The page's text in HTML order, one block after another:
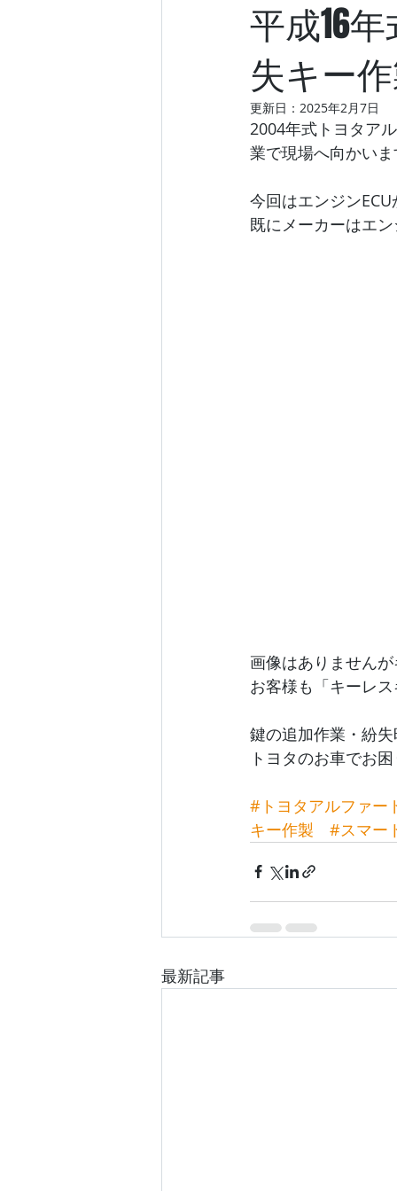
平成16
失キー
更新日： 2025年2月7日
2004年式トヨタア
業で現場へ向かい
今回はエンジン
既にメーカーはエ
画像はありません
お客様も「キーレ
鍵の追加作業・紛
トヨタのお車でお
#トヨタアルファー
キー作製
#スマー
最新記事